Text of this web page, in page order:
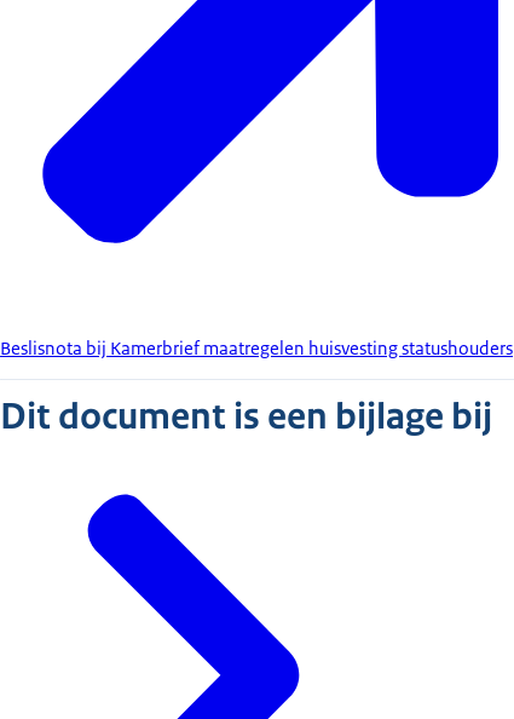
Beslisnota bij Kamerbrief maatregelen huisvesting statushouders
Dit document is een bijlage bij